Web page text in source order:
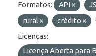
Formatos: API
rural
crédito
Licenças:
Licença Aberta para